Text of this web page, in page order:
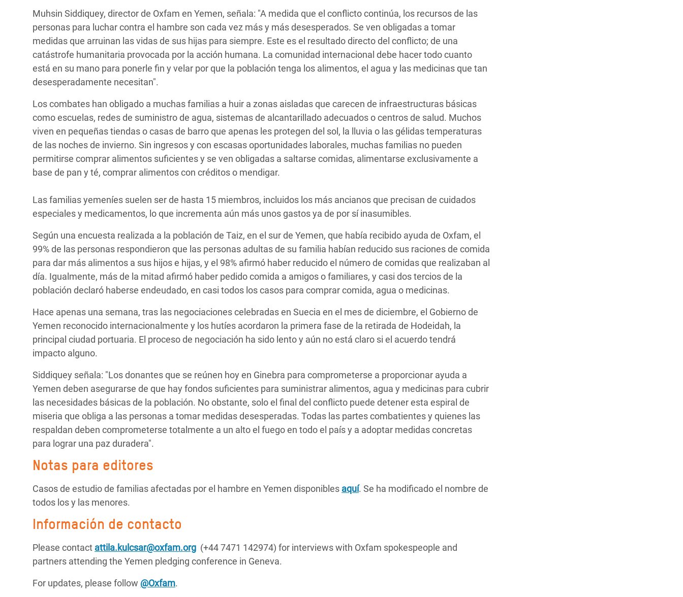
Muhsin Siddiquey, director de Oxfam en Yemen, señala: "A medida que el conflicto continúa, los recursos de las
personas para luchar contra el hambre son cada vez más y más desesperados. Se ven obligadas a tomar
medidas que arruinan las vidas de sus hijas para siempre. Este es el resultado directo del conflicto; de una
catástrofe humanitaria provocada por la acción humana. La comunidad internacional debe hacer todo cuanto
está en su mano para ponerle fin y velar por que la población tenga los alimentos, el agua y las medicinas que tan
desesperadamente necesitan".
Los combates han obligado a muchas familias a huir a zonas aisladas que carecen de infraestructuras básicas
como escuelas, redes de suministro de agua, sistemas de alcantarillado adecuados o centros de salud. Muchos
viven en pequeñas tiendas o casas de barro que apenas les protegen del sol, la lluvia o las gélidas temperaturas
de las noches de invierno. Sin ingresos y con escasas oportunidades laborales, muchas familias no pueden
permitirse comprar alimentos suficientes y se ven obligadas a saltarse comidas, alimentarse exclusivamente a
base de pan y té, comprar alimentos con créditos o mendigar.
Las familias yemeníes suelen ser de hasta 15 miembros, incluidos los más ancianos que precisan de cuidados
especiales y medicamentos, lo que incrementa aún más unos gastos ya de por sí inasumibles.
Según una encuesta realizada a la población de Taiz, en el sur de Yemen, que había recibido ayuda de Oxfam, el
99% de las personas respondieron que las personas adultas de su familia habían reducido sus raciones de comida
para dar más alimentos a sus hijos e hijas, y el 98% afirmó haber reducido el número de comidas que realizaban al
día. Igualmente, más de la mitad afirmó haber pedido comida a amigos o familiares, y casi dos tercios de la
población declaró haberse endeudado, en casi todos los casos para comprar comida, agua o medicinas.
Hace apenas una semana, tras las negociaciones celebradas en Suecia en el mes de diciembre, el Gobierno de
Yemen reconocido internacionalmente y los hutíes acordaron la primera fase de la retirada de Hodeidah, la
principal ciudad portuaria. El proceso de negociación ha sido lento y aún no está claro si el acuerdo tendrá
impacto alguno.
Siddiquey señala: "Los donantes que se reúnen hoy en Ginebra para comprometerse a proporcionar ayuda a
Yemen deben asegurarse de que hay fondos suficientes para suministrar alimentos, agua y medicinas para cubrir
las necesidades básicas de la población. No obstante, solo el final del conflicto puede detener esta espiral de
miseria que obliga a las personas a tomar medidas desesperadas. Todas las partes combatientes y quienes las
respaldan deben comprometerse totalmente a un alto el fuego en todo el país y a adoptar medidas concretas
para lograr una paz duradera".
Notas para editores
Casos de estudio de familias afectadas por el hambre en Yemen disponibles aquí. Se ha modificado el nombre de
todos los y las menores.
Información de contacto
Please contact attila.kulcsar@oxfam.org (+44 7471 142974) for interviews with Oxfam spokespeople and
partners attending the Yemen pledging conference in Geneva.
For updates, please follow @Oxfam.